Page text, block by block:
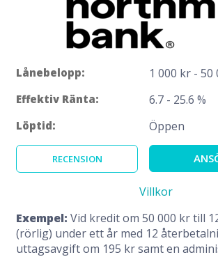
Lånebelopp: 1 000 kr - 50
Effektiv Ränta: 6.7 - 25.6 %
Löptid: Öppen
RECENSION
Villkor
Exempel: Vid kredit om 50 000 kr till
(rörlig) under ett år med 12
uttagsavgift om 195 kr samt en